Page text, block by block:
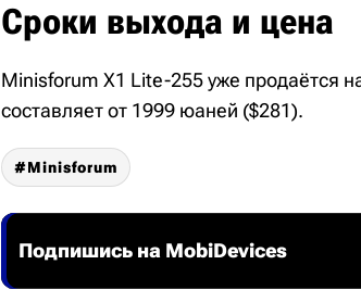
Сроки выхода и цена
Minisforum X1 Lite-255 уже продаётся
составляет от 1999 юаней ($281).
Minisforum
Подпишись на MobiDevices